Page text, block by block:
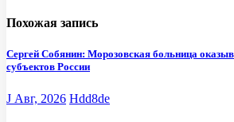
Похожая запись
Сергей Собянин: Морозовская больница
субъектов России
J Авг, 2026 Hdd8de